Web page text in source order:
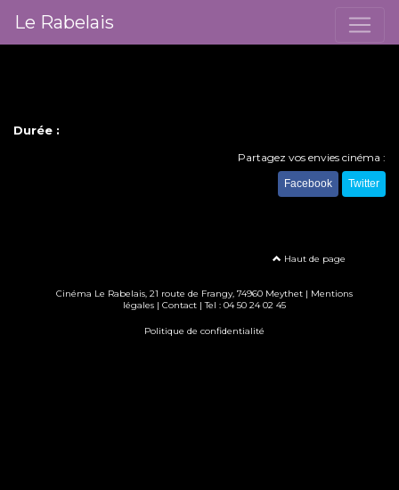
Le Rabelais
Durée :
Partagez vos envies cinéma :
Facebook Twitter
Haut de page
Cinéma Le Rabelais, 21 route de Frangy, 74960 Meythet | Mentions
légales| Contact| Tel : 04 50 24 02 45
Politique de confidentialité